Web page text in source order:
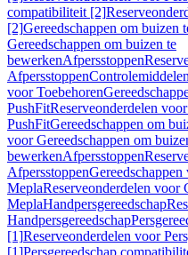
compatibiliteit [2]
[2]Gereedschappen om buizen
Gereedschappen om buizen te
bewerkenAfpersstoppen
AfpersstoppenControlemiddelen
voor Toebehoren
PushFitReserveonderdelen
PushFitGereedschappen om
voor Gereedschappen om
bewerkenAfpersstoppen
Afpersstoppen
MeplaReserveonderdelen voor
MeplaHandpersgereedschap
Handpersgereedschap
[1]Reserveonderdelen voor
[1]Persgereedschap